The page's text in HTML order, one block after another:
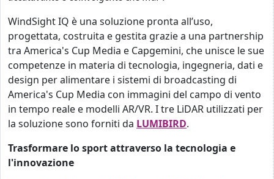
WindSight IQ è una soluzione pronta all’uso,
progettata, costruita e gestita grazie a una partnership
tra America's Cup Media e Capgemini, che unisce le sue
competenze in materia di tecnologia, ingegneria, dati e
design per alimentare i sistemi di broadcasting di
America's Cup Media con immagini del campo di vento
in tempo reale e modelli AR/VR. I tre LiDAR utilizzati per
la soluzione sono forniti da LUMIBIRD.
Trasformare lo sport attraverso la tecnologia e
l'innovazione